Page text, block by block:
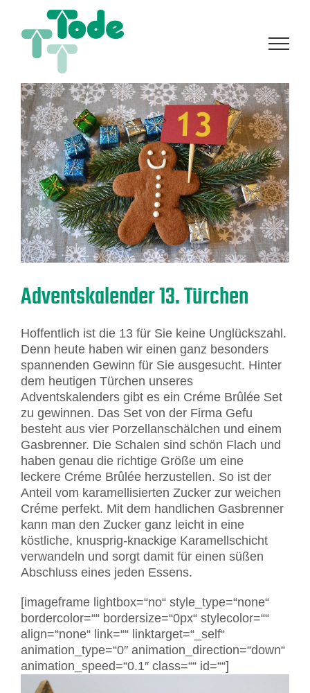
springen
Adventskalender 13. Türchen
Hoffentlich ist die 13 für Sie keine Unglückszahl.
Denn heute haben wir einen ganz besonders
spannenden Gewinn für Sie ausgesucht. Hinter
dem heutigen Türchen unseres
Adventskalenders gibt es ein Créme Brûlée Set
zu gewinnen. Das Set von der Firma Gefu
besteht aus vier Porzellanschälchen und einem
Gasbrenner. Die Schalen sind schön Flach und
haben genau die richtige Größe um eine
leckere Créme Brûlée herzustellen. So ist der
Anteil vom karamellisierten Zucker zur weichen
Créme perfekt. Mit dem handlichen Gasbrenner
kann man den Zucker ganz leicht in eine
köstliche, knusprig-knackige Karamellschicht
verwandeln und sorgt damit für einen süßen
Abschluss eines jeden Essens.
[imageframe lightbox=“no“ style_type=“none“
bordercolor=““ bordersize=“0px“ stylecolor=““
align=“none“ link=““ linktarget=“_self“
animation_type=“0″ animation_direction=“down“
animation_speed=“0.1″ class=““ id=““]